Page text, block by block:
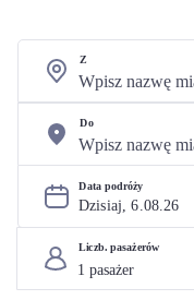
Z
Do
Data podróży
Dzisiaj, 6.08.26
Liczb. pasażerów